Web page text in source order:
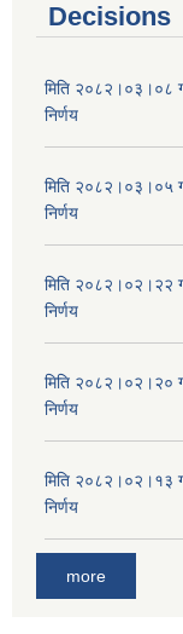
Decisions
मिति २०८२।०३।०८
निर्णय
मिति २०८२।०३।०५
निर्णय
मिति २०८२।०२।२२
निर्णय
मिति २०८२।०२।२०
निर्णय
मिति २०८२।०२।१३
निर्णय
more